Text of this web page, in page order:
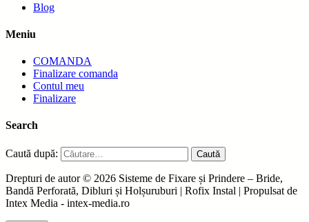
Blog
Meniu
COMANDA
Finalizare comanda
Contul meu
Finalizare
Search
Caută după:
Drepturi de autor © 2026 Sisteme de Fixare și Prindere – Bride,
Bandă Perforată, Dibluri și Holșuruburi | Rofix Instal | Propulsat de
Intex Media - intex-media.ro